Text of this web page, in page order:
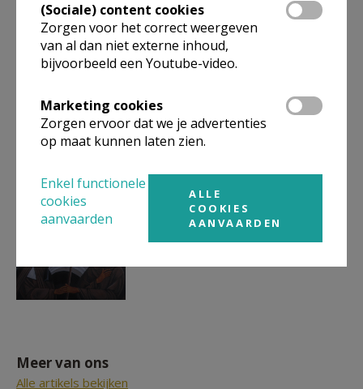
Samana Halen Centrum
Meer van ons
Alle artikels bekijken
(Sociale) content cookies
Zorgen voor het correct weergeven
van al dan niet externe inhoud,
bijvoorbeeld een Youtube-video.
Marketing cookies
Zorgen ervoor dat we je advertenties
op maat kunnen laten zien.
Enkel functionele
cookies
aanvaarden
ALLE
COOKIES
AANVAARDEN